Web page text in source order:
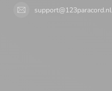
support@123paracord.nl